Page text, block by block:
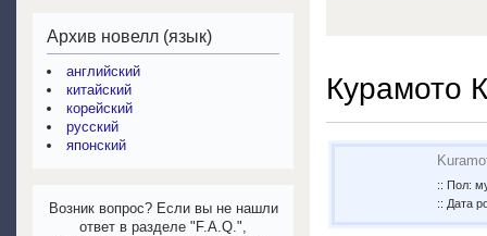
Курамото
:: Пол:
:: Дата
Архив новелл (язык)
английский
китайский
корейский
русский
японский
Возник вопрос? Если вы не нашли
ответ в разделе "F.A.Q.",